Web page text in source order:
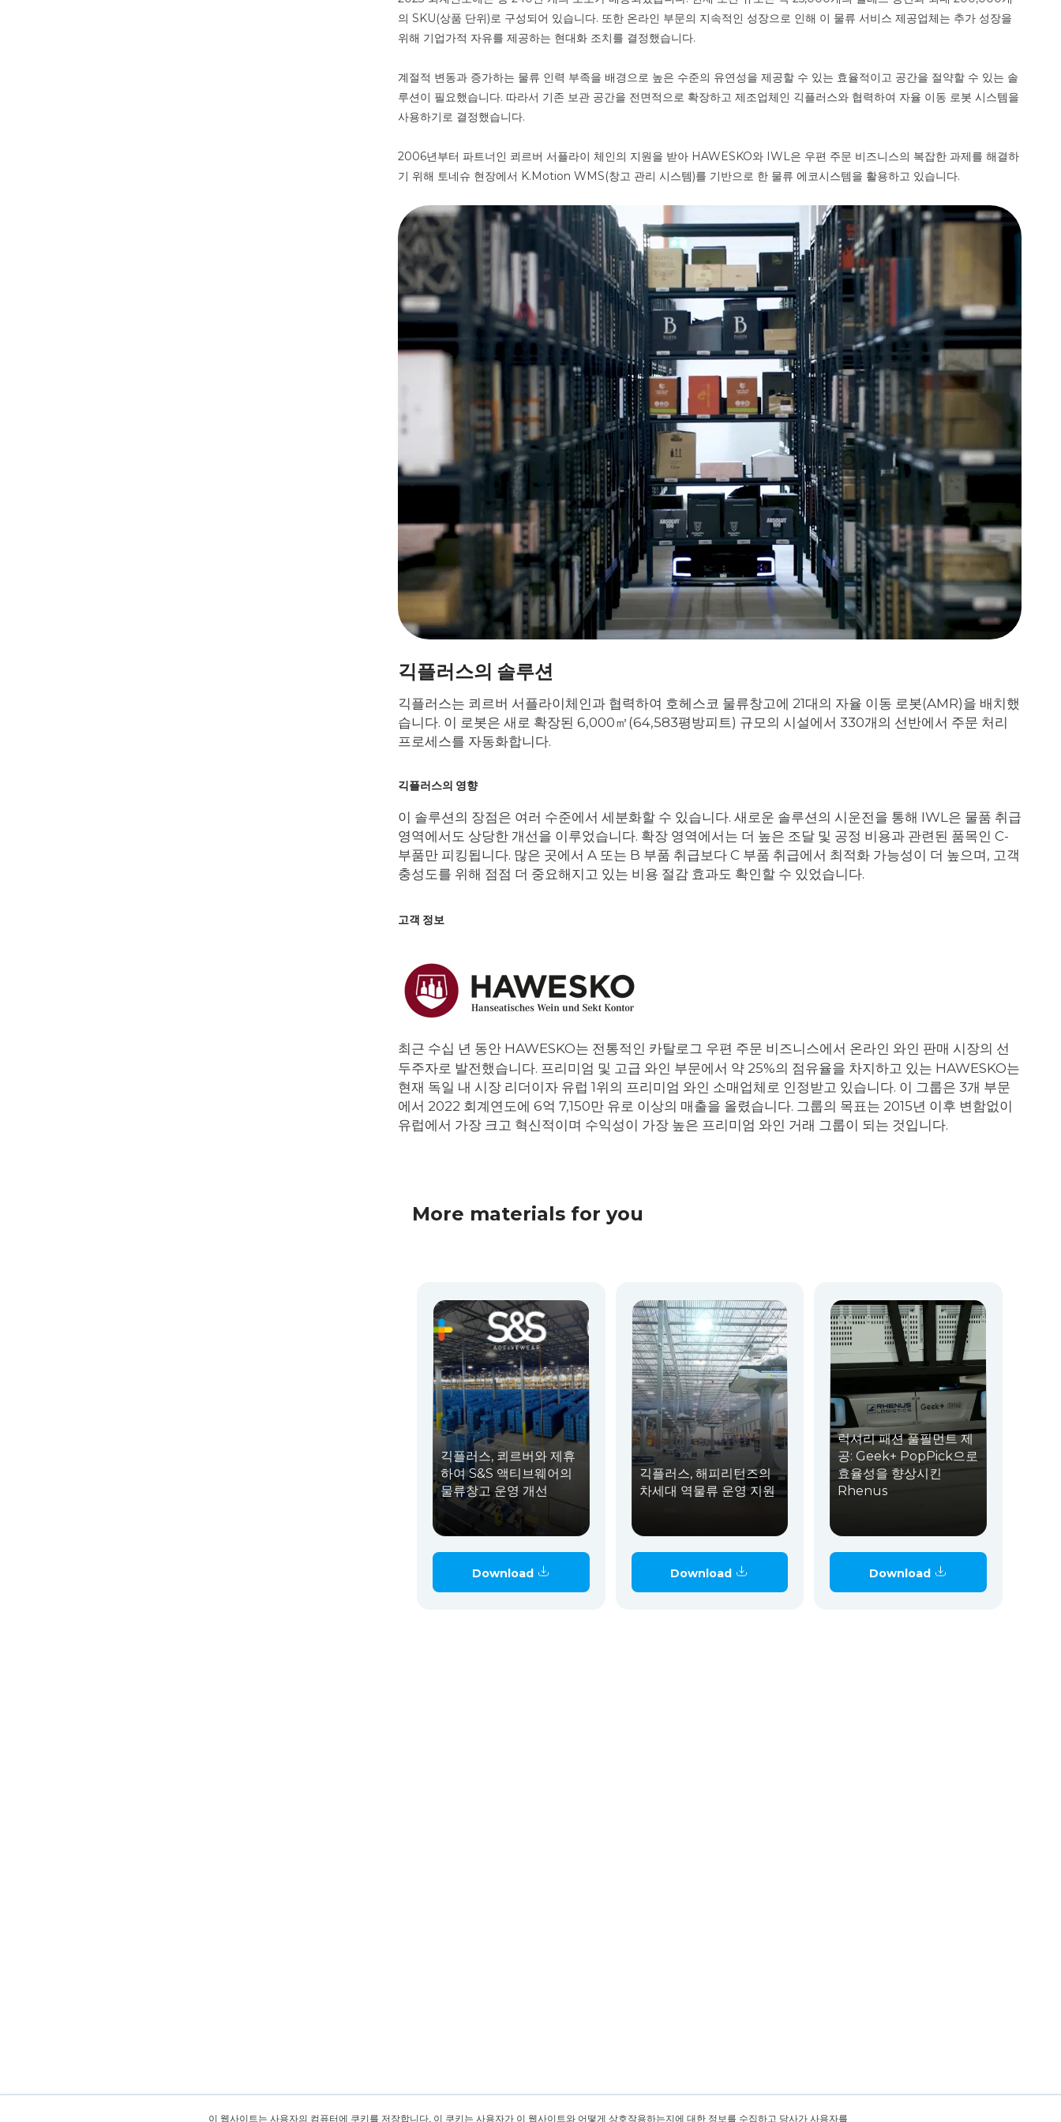
이 웹사이트는 사용자의 컴퓨터에 쿠키를 저장합니다. 이 쿠키는 사용자가 이 웹사이트와 어떻게 상호작용하는지에 대한 정보를 수집하고 당사가 사용자를
의 SKU(상품 단위)로 구성되어 있습니다. 또한 온라인 부문의 지속적인 성장으로 인해 이 물류 서비스 제공업체는 추가 성장을
위해 기업가적 자유를 제공하는 현대화 조치를 결정했습니다.
계절적 변동과 증가하는 물류 인력 부족을 배경으로 높은 수준의 유연성을 제공할 수 있는 효율적이고 공간을 절약할 수 있는 솔
루션이 필요했습니다. 따라서 기존 보관 공간을 전면적으로 확장하고 제조업체인 긱플러스와 협력하여 자율 이동 로봇 시스템을
사용하기로 결정했습니다.
2006년부터 파트너인 쾨르버 서플라이 체인의 지원을 받아 HAWESKO와 IWL은 우편 주문 비즈니스의 복잡한 과제를 해결하
기 위해 토네슈 현장에서 K.Motion WMS(창고 관리 시스템)를 기반으로 한 물류 에코시스템을 활용하고 있습니다.
긱플러스의 솔루션
긱플러스는 쾨르버 서플라이체인과 협력하여 호헤스코 물류창고에 21대의 자율 이동 로봇(AMR)을 배치했
습니다. 이 로봇은 새로 확장된 6,000㎡(64,583평방피트) 규모의 시설에서 330개의 선반에서 주문 처리
프로세스를 자동화합니다.
긱플러스의 영향
이 솔루션의 장점은 여러 수준에서 세분화할 수 있습니다. 새로운 솔루션의 시운전을 통해 IWL은 물품 취급
영역에서도 상당한 개선을 이루었습니다. 확장 영역에서는 더 높은 조달 및 공정 비용과 관련된 품목인 C-
부품만 피킹됩니다. 많은 곳에서 A 또는 B 부품 취급보다 C 부품 취급에서 최적화 가능성이 더 높으며, 고객
충성도를 위해 점점 더 중요해지고 있는 비용 절감 효과도 확인할 수 있었습니다.
고객 정보
최근 수십 년 동안 HAWESKO는 전통적인 카탈로그 우편 주문 비즈니스에서 온라인 와인 판매 시장의 선
두주자로 발전했습니다. 프리미엄 및 고급 와인 부문에서 약 25%의 점유율을 차지하고 있는 HAWESKO는
현재 독일 내 시장 리더이자 유럽 1위의 프리미엄 와인 소매업체로 인정받고 있습니다. 이 그룹은 3개 부문
에서 2022 회계연도에 6억 7,150만 유로 이상의 매출을 올렸습니다. 그룹의 목표는 2015년 이후 변함없이
유럽에서 가장 크고 혁신적이며 수익성이 가장 높은 프리미엄 와인 거래 그룹이 되는 것입니다.
More materials for you
긱플러스, 쾨르버와 제휴
하여 S&S 액티브웨어의
물류창고 운영 개선
Download
긱플러스, 해피리턴즈의
차세대 역물류 운영 지원
Download
럭셔리 패션 풀필먼트 제
공: Geek+ PopPick으로
효율성을 향상시킨
Rhenus
Download